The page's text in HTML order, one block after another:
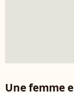
Une femme